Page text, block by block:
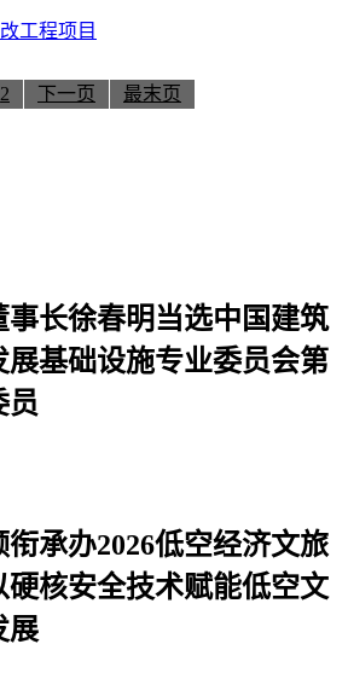
工程项目
2 下一页 最末页
事长徐春明当选中国建筑
展基础设施专业委员会第
员
承办2026低空经济文旅
硬核安全技术赋能低空文
展